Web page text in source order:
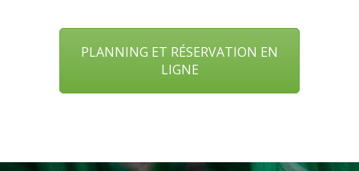
PLANNING ET RÉSERVATION EN
LIGNE